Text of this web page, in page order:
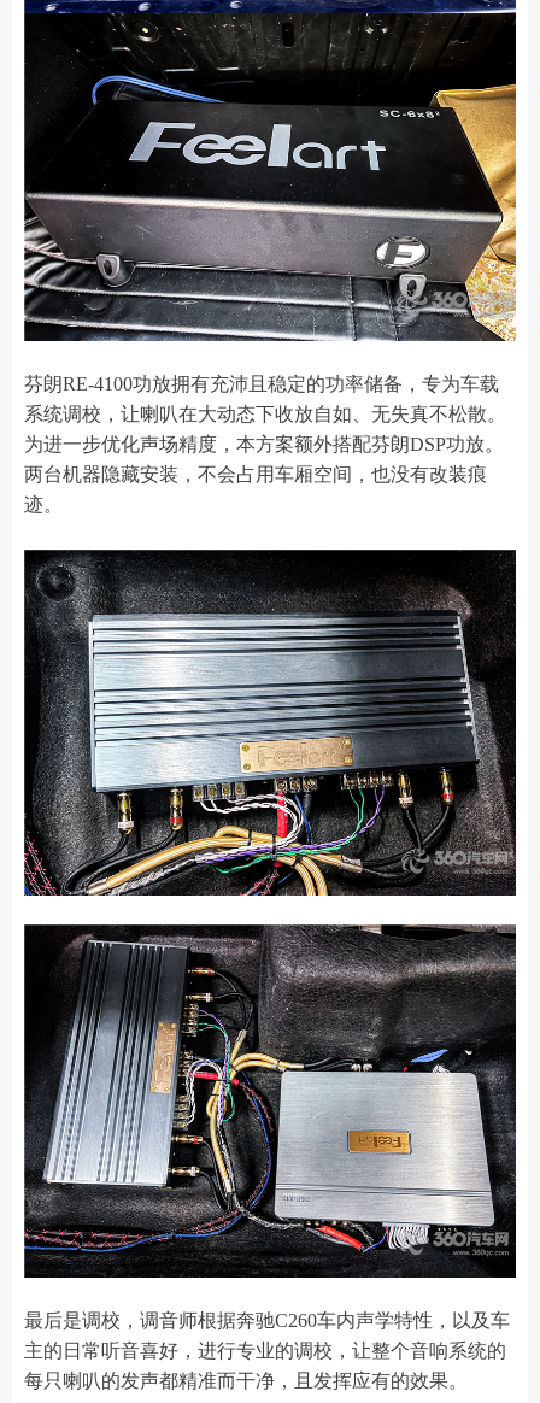
芬朗RE-4100功放拥有充沛且稳定的功率储备，专为车载
系统调校，让喇叭在大动态下收放自如、无失真不松散。
为进一步优化声场精度，本方案额外搭配芬朗DSP功放。
两台机器隐藏安装，不会占用车厢空间，也没有改装痕
迹。
最后是调校，调音师根据奔驰C260车内声学特性，以及车
主的日常听音喜好，进行专业的调校，让整个音响系统的
每只喇叭的发声都精准而干净，且发挥应有的效果。